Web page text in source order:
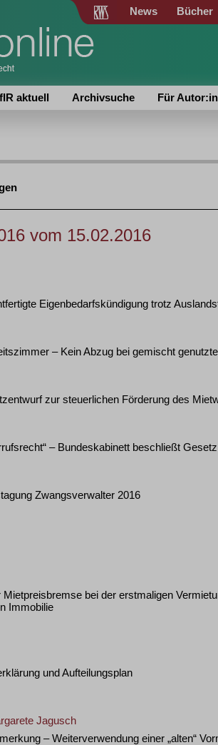
News Bücher
aktuell Archivsuche Für
vom 15.02.2016
Eigenbedarfskündigung trotz
– Kein Abzug bei gemischt
zur steuerlichen Förderung des
– Bundeskabinett beschließt Gesetz
Zwangsverwalter 2016
Mietpreisbremse bei der erstmaligen
Immobilie
und Aufteilungsplan
Jagusch
– Weiterverwendung einer „alten“